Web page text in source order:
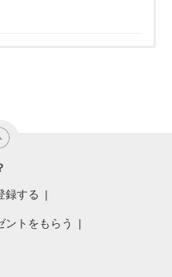
録する
ントをもらう